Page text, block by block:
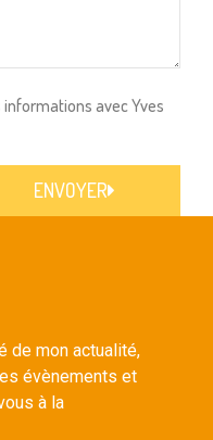
avec Yves
ENVOYER
de mon actualité,
évènements et
à la